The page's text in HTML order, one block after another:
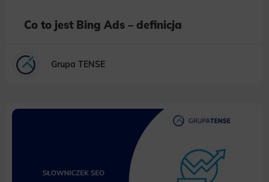
Co to jest Bing Ads – definicja
Grupa TENSE